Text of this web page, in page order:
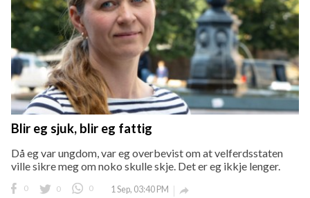
Blir eg sjuk, blir eg fattig
Då eg var ungdom, var eg overbevist om at velferdsstaten
ville sikre meg om noko skulle skje. Det er eg ikkje lenger.
0 0 0 1 Sep, 03:40 PM 